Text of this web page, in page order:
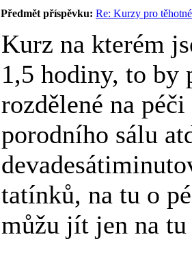
Předmět příspěvku: Re: Kurzy pro těhotné
Kurz na kterém
1,5 hodiny, to by
rozdělené na
porodního sálu
tatínků, na tu o
můžu jít jen na